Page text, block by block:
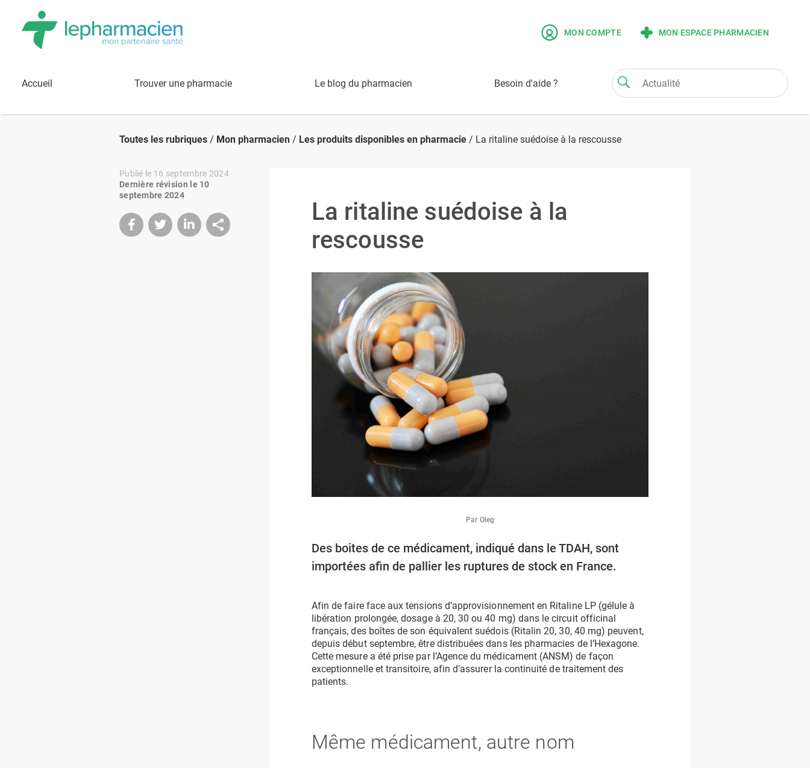
MON COMPTE MON ESPACE PHARMACIEN
Accueil Trouver une pharmacie Le blog du pharmacien Besoin d'aide ?
Toutes les rubriques / Mon pharmacien / Les produits disponibles en pharmacie / La ritaline suédoise à la rescousse
Publié le 16 septembre 2024
Dernière révision le 10
septembre 2024
La ritaline suédoise à la
rescousse
Par Oleg
Des boites de ce médicament, indiqué dans le TDAH, sont
importées afin de pallier les ruptures de stock en France.
Afin de faire face aux tensions d’approvisionnement en Ritaline LP (gélule à
libération prolongée, dosage à 20, 30 ou 40 mg) dans le circuit officinal
français, des boîtes de son équivalent suédois (Ritalin 20, 30, 40 mg) peuvent,
depuis début septembre, être distribuées dans les pharmacies de l’Hexagone.
Cette mesure a été prise par l’Agence du médicament (ANSM) de façon
exceptionnelle et transitoire, afin d’assurer la continuité de traitement des
patients.
Même médicament, autre nom